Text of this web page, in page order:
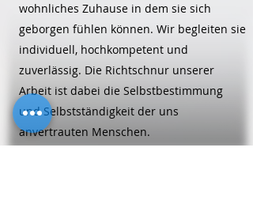
wohnliches Zuhause in dem sie sich
geborgen fühlen können. Wir begleiten sie
individuell, hochkompetent und
zuverlässig. Die Richtschnur unserer
Arbeit ist dabei die Selbstbestimmung
und Selbstständigkeit der uns
anvertrauten Menschen.